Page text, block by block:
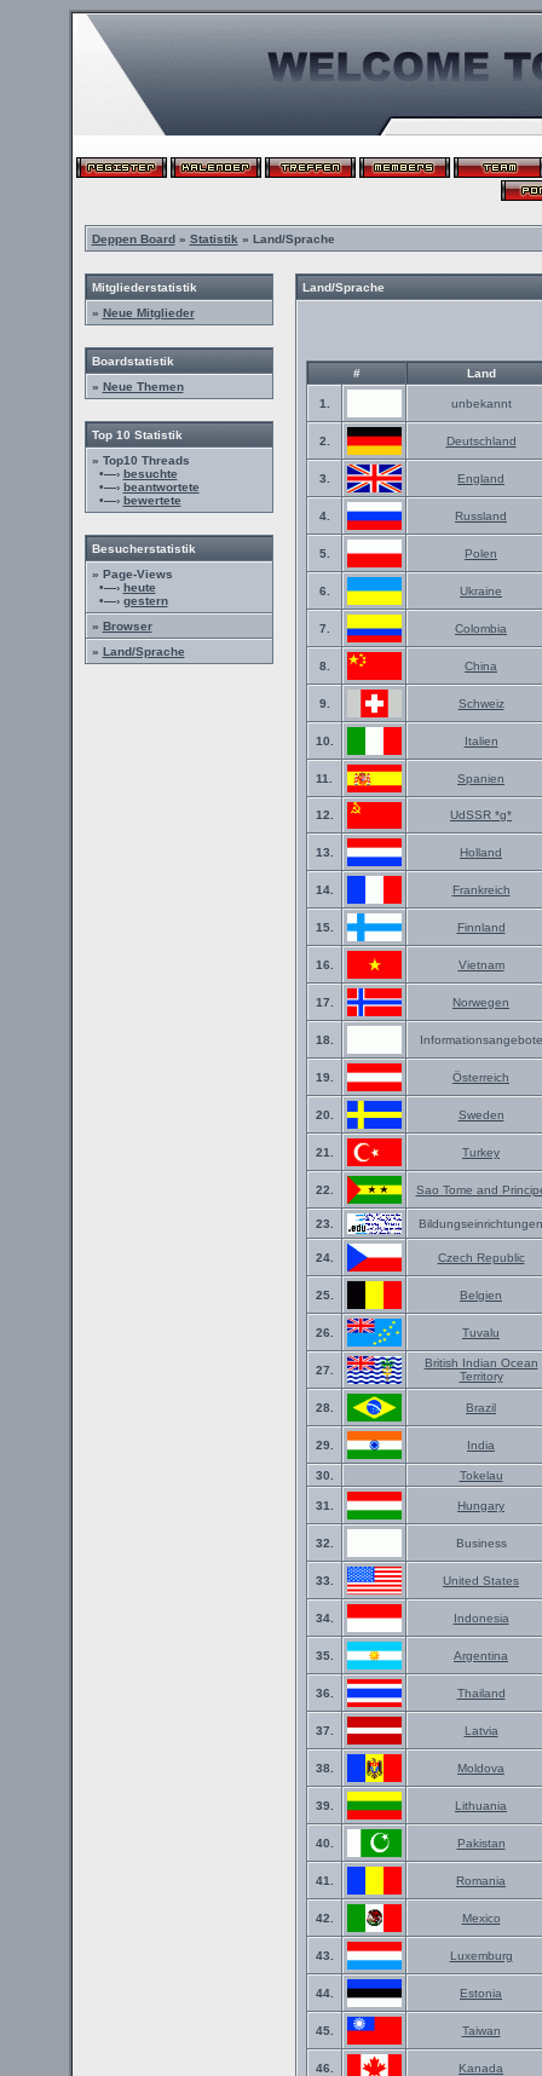
Deppen Board» Statistik » Land/Sprache
Mitgliederstatistik
» Neue Mitglieder
Boardstatistik
» Neue Themen
Top 10 Statistik
» Top10 Threads
•—› besuchte
•—› beantwortete
•—› bewertete
Besucherstatistik
» Page-Views
•—› heute
•—› gestern
» Browser
» Land/Sprache
Land/Sprache
# Land
1. unbekannt
2. Deutschland
3. England
4. Russland
5. Polen
6. Ukraine
7. Colombia
8. China
9. Schweiz
10. Italien
11. Spanien
12. UdSSR *g*
13. Holland
14. Frankreich
15. Finnland
16. Vietnam
17. Norwegen
18. Informationsangebote
19. Österreich
20. Sweden
21. Turkey
22. Sao Tome and
23. Bildungseinrichtungen
24. Czech Republic
25. Belgien
26. Tuvalu
27.
British Indian Ocean
Territory
28. Brazil
29. India
30. Tokelau
31. Hungary
32. Business
33. United States
34. Indonesia
35. Argentina
36. Thailand
37. Latvia
38. Moldova
39. Lithuania
40. Pakistan
41. Romania
42. Mexico
43. Luxemburg
44. Estonia
45. Taiwan
46. Kanada